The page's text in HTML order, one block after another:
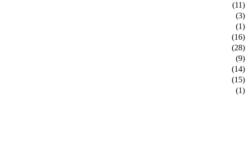
(11)
(3)
(1)
(16)
(28)
(9)
(14)
(15)
(1)